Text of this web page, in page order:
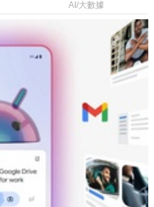
年家人
AI/大數據